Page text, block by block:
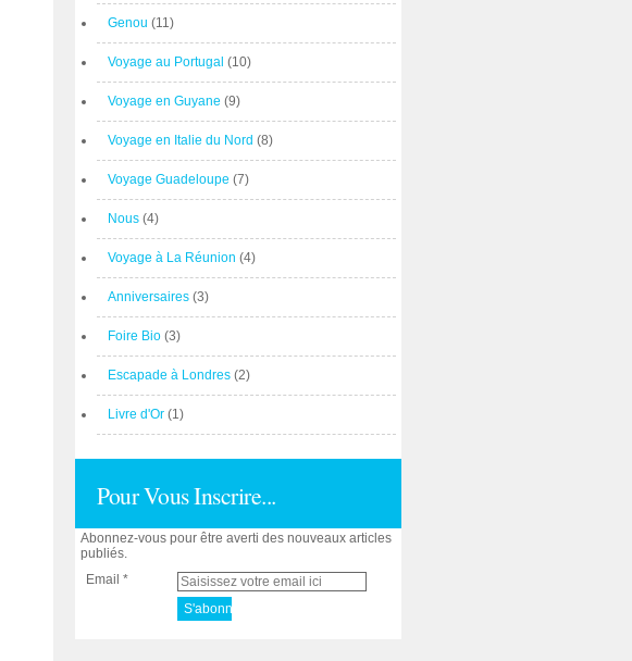
Genou (11)
Voyage au Portugal (10)
Voyage en Guyane (9)
Voyage en Italie du Nord (8)
Voyage Guadeloupe (7)
Nous (4)
Voyage à La Réunion (4)
Anniversaires (3)
Foire Bio (3)
Escapade à Londres (2)
Livre d'Or (1)
Pour Vous Inscrire...
Abonnez-vous pour être averti des nouveaux articles
publiés.
Email